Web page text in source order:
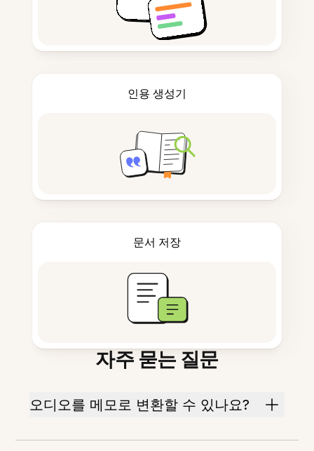
인용 생성기
문서 저장
자주 묻는 질문
오디오를 메모로 변환할 수 있나요?